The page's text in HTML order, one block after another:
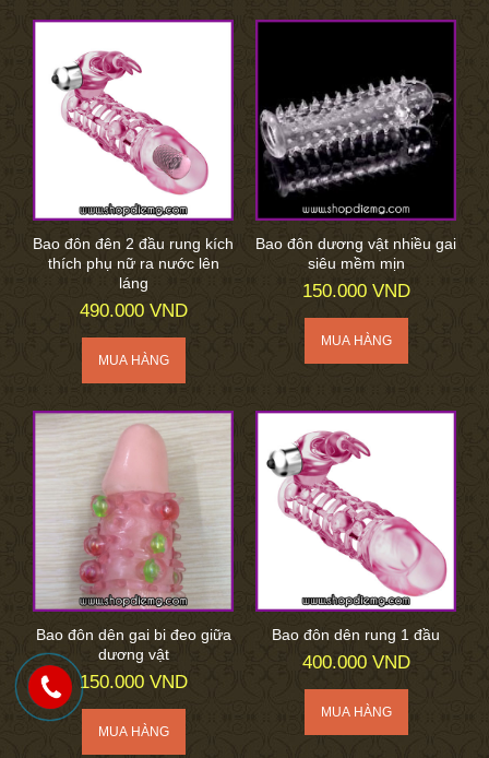
Bao đôn đên 2 đầu rung kích
thích phụ nữ ra nước lên
láng
490.000 VND
Bao đôn dương vật nhiều gai
siêu mềm mịn
150.000 VND
Bao đôn dên gai bi đeo giữa
dương vật
150.000 VND
Bao đôn dên rung 1 đầu
400.000 VND